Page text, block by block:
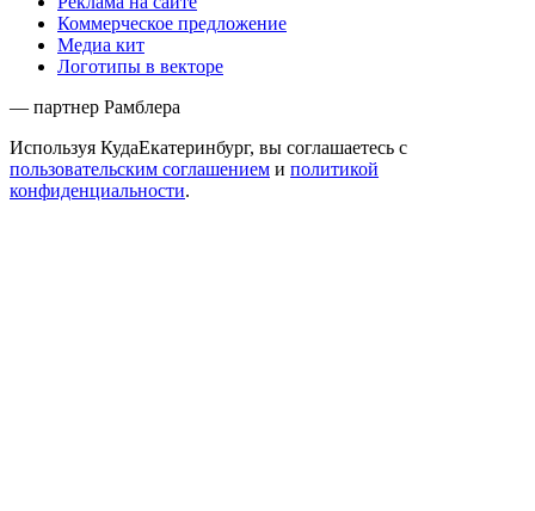
Коммерческое предложение
Медиа кит
Логотипы в векторе
— партнер Рамблера
Используя КудаЕкатеринбург, вы соглашаетесь с
пользовательским соглашением и политикой
конфиденциальности.